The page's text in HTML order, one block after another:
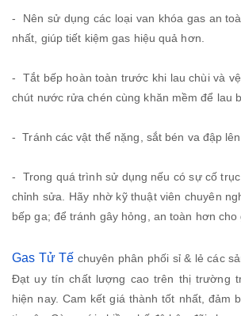
- Nên sử dụng các loại van khóa gas an
nhất, giúp tiết kiệm gas hiệu quả hơn.
- Tắt bếp hoàn toàn trước khi lau chùi và
chút nước rửa chén cùng khăn mềm để lau
- Tránh các vật thể nặng, sắt bén va đập lên
- Trong quá trình sử dụng nếu có sự cố
chỉnh sửa. Hãy nhờ kỹ thuật viên chuyên
bếp ga; để tránh gây hỏng, an toàn hơn cho
Gas Tử Tế chuyên phân phối sỉ & lẻ các
Đạt uy tín chất lượng cao trên thị trường
hiện nay. Cam kết giá thành tốt nhất, đảm